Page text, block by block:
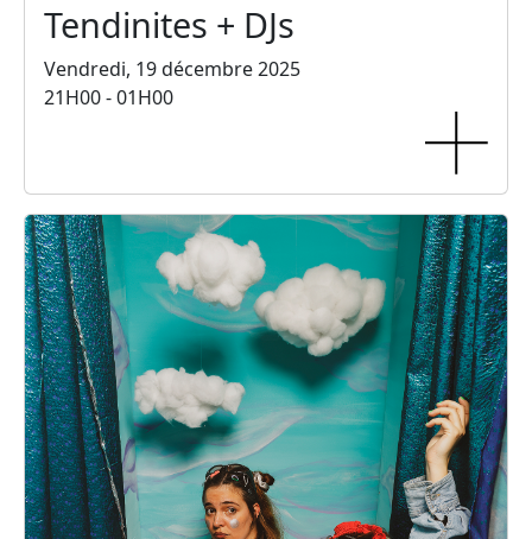
Tendinites + DJs
Vendredi, 19 décembre 2025
21H00 - 01H00